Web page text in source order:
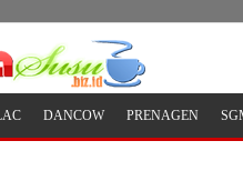
DANCOW PRENAGEN